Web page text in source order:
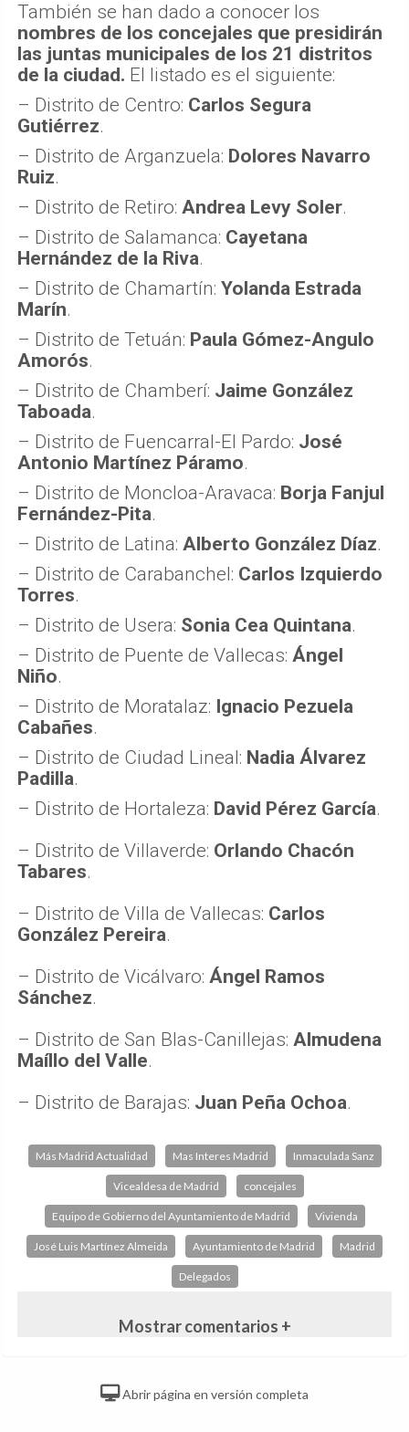
También se han dado a conocer los
nombres de los concejales que presidirán
las juntas municipales de los 21 distritos
de la ciudad. El listado es el siguiente:
– Distrito de Centro: Carlos Segura
Gutiérrez.
– Distrito de Arganzuela: Dolores Navarro
Ruiz.
– Distrito de Retiro: Andrea Levy Soler.
– Distrito de Salamanca: Cayetana
Hernández de la Riva.
– Distrito de Chamartín: Yolanda Estrada
Marín.
– Distrito de Tetuán: Paula Gómez-Angulo
Amorós.
– Distrito de Chamberí: Jaime González
Taboada.
– Distrito de Fuencarral-El Pardo: José
Antonio Martínez Páramo.
– Distrito de Moncloa-Aravaca: Borja Fanjul
Fernández-Pita.
– Distrito de Latina: Alberto González Díaz.
– Distrito de Carabanchel: Carlos Izquierdo
Torres.
– Distrito de Usera: Sonia Cea Quintana.
– Distrito de Puente de Vallecas: Ángel
Niño.
– Distrito de Moratalaz: Ignacio Pezuela
Cabañes.
– Distrito de Ciudad Lineal: Nadia Álvarez
Padilla.
– Distrito de Hortaleza: David Pérez García.
– Distrito de Villaverde: Orlando Chacón
Tabares.
– Distrito de Villa de Vallecas: Carlos
González Pereira.
– Distrito de Vicálvaro: Ángel Ramos
Sánchez.
– Distrito de San Blas-Canillejas: Almudena
Maíllo del Valle.
– Distrito de Barajas: Juan Peña Ochoa.
Más Madrid Actualidad Mas Interes Madrid Inmaculada Sanz
Vicealdesa de Madrid concejales
Equipo de Gobierno del Ayuntamiento de Madrid Vivienda
José Luis Martínez Almeida Ayuntamiento de Madrid Madrid
Delegados
Mostrar comentarios +
Abrir página en versión completa